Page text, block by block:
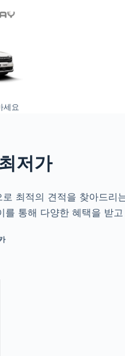
세요
저가
최적의 견적을 찾아드리
통해 다양한 혜택을 받